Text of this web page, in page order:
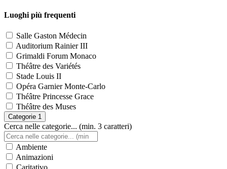
Luoghi più frequenti
Salle Gaston Médecin
Auditorium Rainier III
Grimaldi Forum Monaco
Théâtre des Variétés
Stade Louis II
Opéra Garnier Monte-Carlo
Théâtre Princesse Grace
Théâtre des Muses
Categorie 1
Cerca nelle categorie... (min. 3 caratteri)
Ambiente
Animazioni
Caritativo